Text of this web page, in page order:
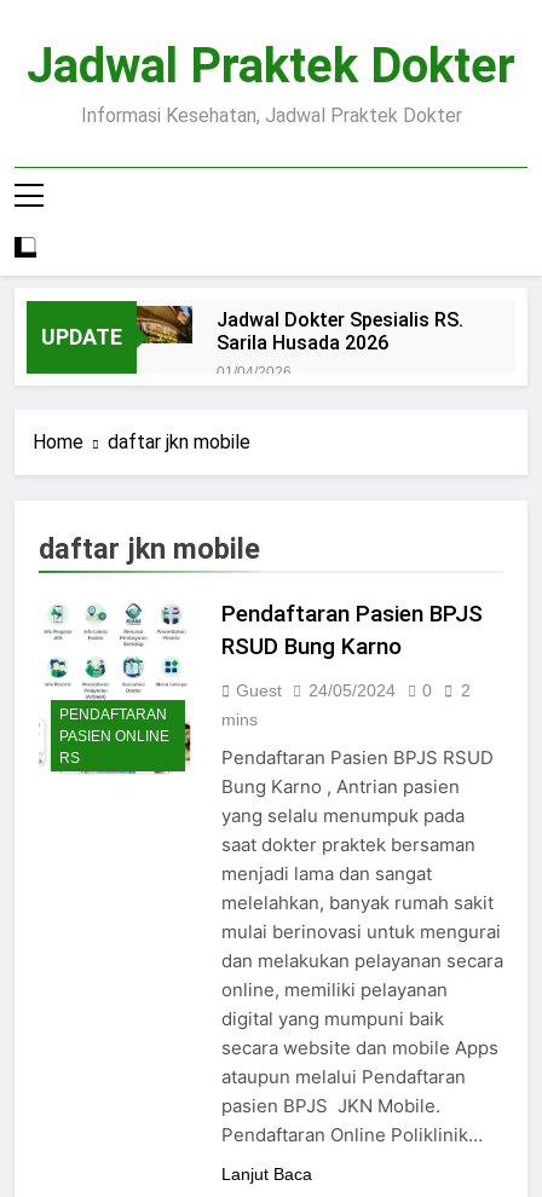
content
Jadwal Praktek Dokter
Informasi Kesehatan, Jadwal Praktek Dokter
UPDATE
Jadwal Dokter Spesialis RS.
Sarila Husada 2026
01/04/2026
15/07/2025
Pendaftaran Pasien BPJS
Jadwal Dokter RS PKU Solo:
15/07/2025
Jadwal Praktek Dokter RS
Maguan Husada Wonogiri
15/07/2025
Daftar online rs sarila
Jadwal Dokter RS. Puri Asih
Salatiga 2025
15/07/2025
Jadwal Dokter RS Mulia
Hati Wonogiri
15/07/2025
Pendaftaran Pasien BPJS
RSUD Bung Karno
24/05/2024
Pendaftaran Pasien BPJS
RSUD Banyumas
24/05/2024
Home daftar jkn mobile
daftar jkn mobile
PENDAFTARAN
PASIEN ONLINE
RS
Pendaftaran Pasien BPJS
RSUD Bung Karno
Guest 24/05/2024 0
2
mins
Pendaftaran Pasien BPJS RSUD
Bung Karno , Antrian pasien
yang selalu menumpuk pada
saat dokter praktek bersaman
menjadi lama dan sangat
melelahkan, banyak rumah sakit
mulai berinovasi untuk mengurai
dan melakukan pelayanan secara
online, memiliki pelayanan
digital yang mumpuni baik
secara website dan mobile Apps
ataupun melalui Pendaftaran
pasien BPJS JKN Mobile.
Pendaftaran Online Poliklinik…
Lanjut Baca